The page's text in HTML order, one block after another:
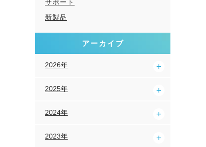
サポート
新製品
アーカイブ
2026年
2025年
2024年
2023年